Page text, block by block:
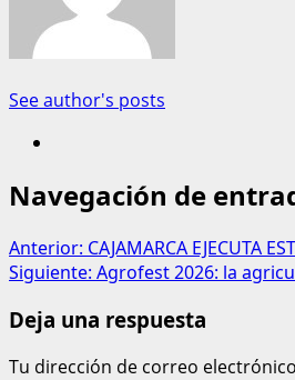
See author's posts
Navegación de
Anterior: CAJAMARCA EJECUTA
Siguiente: Agrofest 2026: la
Deja una respuesta
Tu dirección de correo